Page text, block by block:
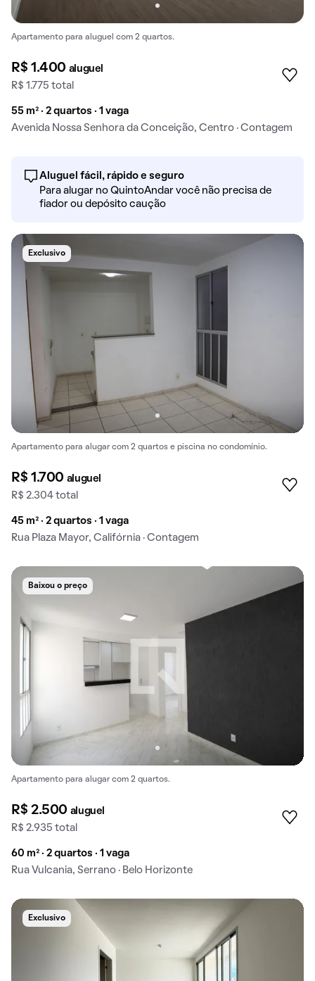
Apartamento para aluguel com 2 quartos.
R$ 1.400 aluguel
R$ 1.775 total
55 m² · 2 quartos · 1 vaga
Avenida Nossa Senhora da Conceição, Centro · Contagem
Aluguel fácil, rápido e seguro
Para alugar no QuintoAndar você não precisa de
fiador ou depósito caução
Exclusivo
Apartamento para alugar com 2 quartos e piscina no condomínio.
R$ 1.700 aluguel
R$ 2.304 total
45 m² · 2 quartos · 1 vaga
Rua Plaza Mayor, Califórnia · Contagem
Baixou o preço
Apartamento para alugar com 2 quartos.
R$ 2.500 aluguel
R$ 2.935 total
60 m² · 2 quartos · 1 vaga
Rua Vulcania, Serrano · Belo Horizonte
Exclusivo